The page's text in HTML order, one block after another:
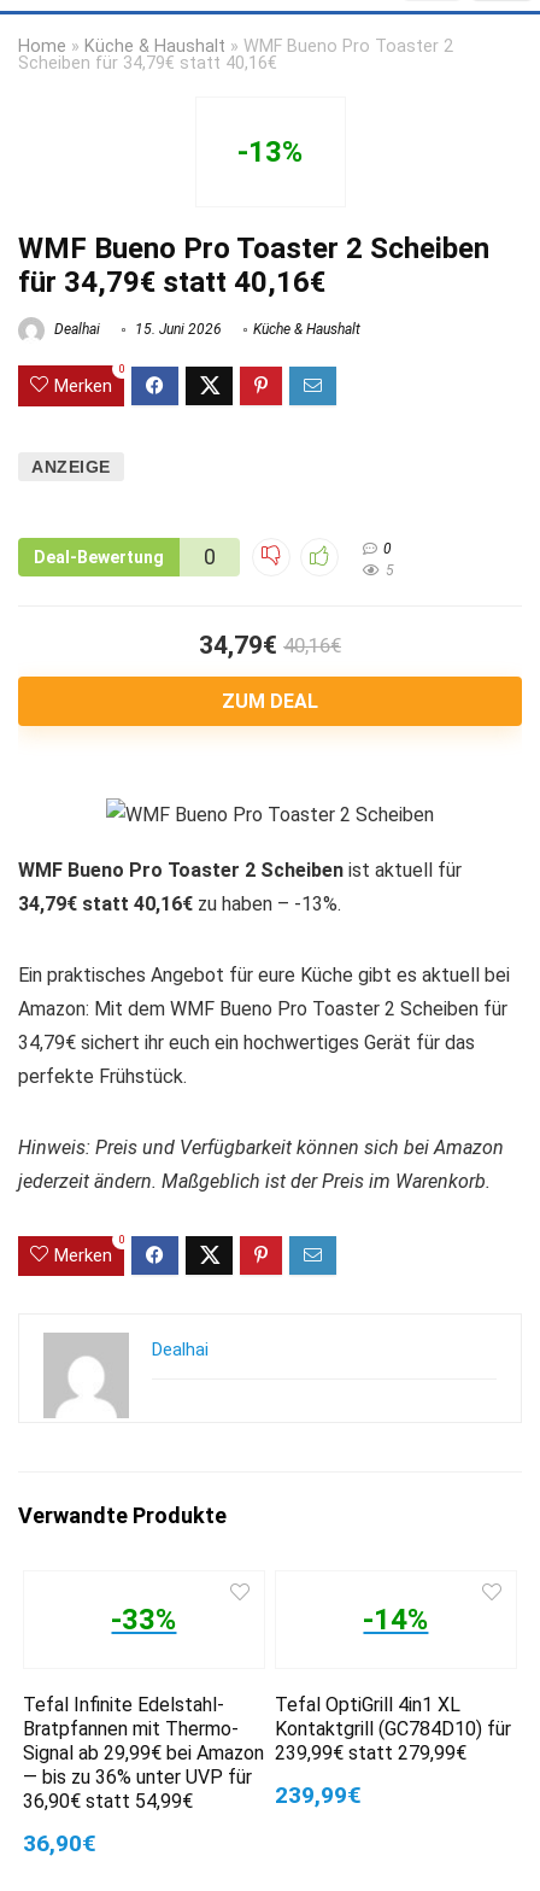
Home » Küche & Haushalt » WMF Bueno Pro Toaster 2
Scheiben für 34,79€ statt 40,16€
-13%
WMF Bueno Pro Toaster 2 Scheiben
für 34,79€ statt 40,16€
Dealhai 15. Juni 2026 Küche & Haushalt
Merken
0
ANZEIGE
Deal-Bewertung 0
0
5
34,79€ 40,16€
ZUM DEAL
WMF Bueno Pro Toaster 2 Scheiben ist aktuell für
34,79€ statt 40,16€ zu haben – -13%.
Ein praktisches Angebot für eure Küche gibt es aktuell bei
Amazon: Mit dem WMF Bueno Pro Toaster 2 Scheiben für
34,79€ sichert ihr euch ein hochwertiges Gerät für das
perfekte Frühstück.
Hinweis: Preis und Verfügbarkeit können sich bei Amazon
jederzeit ändern. Maßgeblich ist der Preis im Warenkorb.
Merken
0
Dealhai
Verwandte Produkte
-33%
Tefal Infinite Edelstahl-
Bratpfannen mit Thermo-
Signal ab 29,99€ bei Amazon
— bis zu 36% unter UVP für
36,90€ statt 54,99€
36,90€
-14%
Tefal OptiGrill 4in1 XL
Kontaktgrill (GC784D10) für
239,99€ statt 279,99€
239,99€